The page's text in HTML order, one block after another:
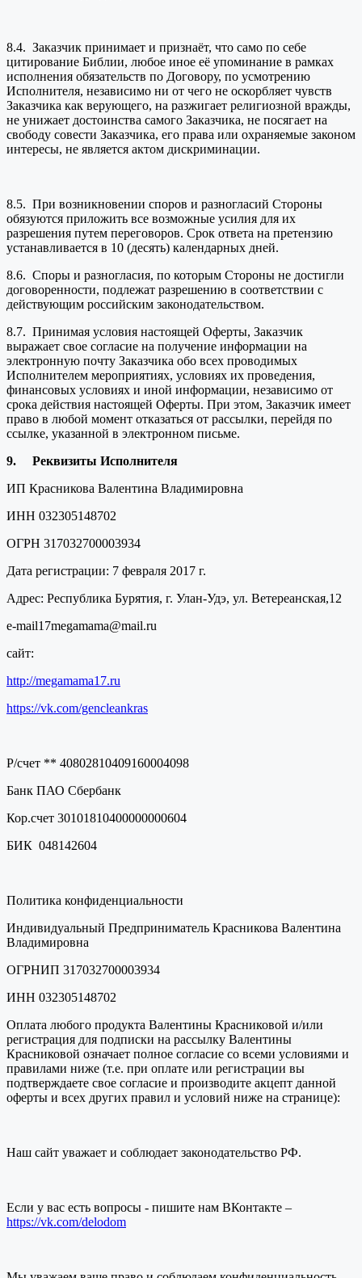
8.4. Заказчик принимает и признаёт, что само по себе
цитирование Библии, любое иное её упоминание в рамках
исполнения обязательств по Договору, по усмотрению
Исполнителя, независимо ни от чего не оскорбляет чувств
Заказчика как верующего, на разжигает религиозной вражды,
не унижает достоинства самого Заказчика, не посягает на
свободу совести Заказчика, его права или охраняемые законом
интересы, не является актом дискриминации.
8.5. При возникновении споров и разногласий Стороны
обязуются приложить все возможные усилия для их
разрешения путем переговоров. Срок ответа на претензию
устанавливается в 10 (десять) календарных дней.
8.6. Споры и разногласия, по которым Стороны не достигли
договоренности, подлежат разрешению в соответствии с
действующим российским законодательством.
8.7. Принимая условия настоящей Оферты, Заказчик
выражает свое согласие на получение информации на
электронную почту Заказчика обо всех проводимых
Исполнителем мероприятиях, условиях их проведения,
финансовых условиях и иной информации, независимо от
срока действия настоящей Оферты. При этом, Заказчик имеет
право в любой момент отказаться от рассылки, перейдя по
ссылке, указанной в электронном письме.
9. Реквизиты Исполнителя
ИП Красникова Валентина Владимировна
ИНН 032305148702
ОГРН 317032700003934
Дата регистрации: 7 февраля 2017 г.
Адрес: Республика Бурятия, г. Улан-Удэ, ул. Ветереанская,12
e-mail17megamama@mail.ru
сайт:
http://megamama17.ru
https://vk.com/gencleankras
Р/счет ** 40802810409160004098
Банк ПАО Сбербанк
Кор.счет 30101810400000000604
БИК 048142604
Политика конфиденциальности
Индивидуальный Предприниматель Красникова Валентина
Владимировна
ОГРНИП 317032700003934
ИНН 032305148702
Оплата любого продукта Валентины Красниковой и/или
регистрация для подписки на рассылку Валентины
Красниковой означает полное согласие со всеми условиями и
правилами ниже (т.е. при оплате или регистрации вы
подтверждаете свое согласие и производите акцепт данной
оферты и всех других правил и условий ниже на странице):
Наш сайт уважает и соблюдает законодательство РФ.
Если у вас есть вопросы - пишите нам ВКонтакте –
https://vk.com/delodom